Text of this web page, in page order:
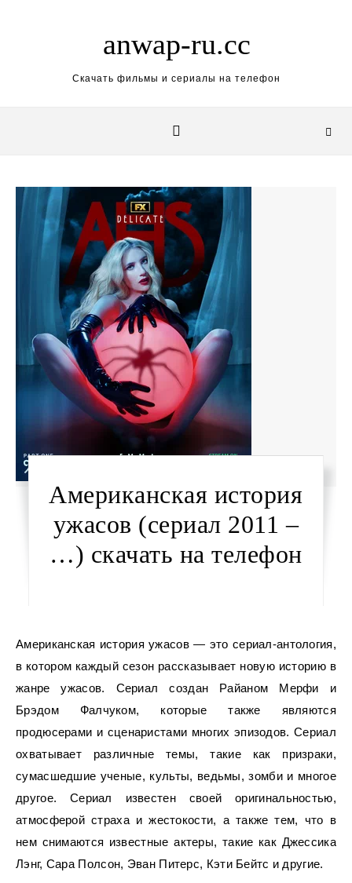
anwap-ru.cc
Скачать фильмы и сериалы на телефон
Американская история
ужасов (сериал 2011 –
…) скачать на телефон
Американская история ужасов — это сериал-антология,
в котором каждый сезон рассказывает новую историю в
жанре ужасов. Сериал создан Райаном Мерфи и
Брэдом Фалчуком, которые также являются
продюсерами и сценаристами многих эпизодов. Сериал
охватывает различные темы, такие как призраки,
сумасшедшие ученые, культы, ведьмы, зомби и многое
другое. Сериал известен своей оригинальностью,
атмосферой страха и жестокости, а также тем, что в
нем снимаются известные актеры, такие как Джессика
Лэнг, Сара Полсон, Эван Питерс, Кэти Бейтс и другие.